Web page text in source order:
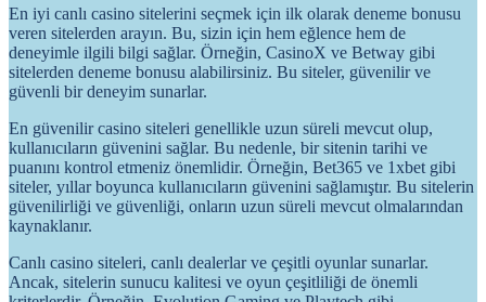
En iyi canlı casino sitelerini seçmek için ilk olarak deneme bonusu
veren sitelerden arayın. Bu, sizin için hem eğlence hem de
deneyimle ilgili bilgi sağlar. Örneğin, CasinoX ve Betway gibi
sitelerden deneme bonusu alabilirsiniz. Bu siteler, güvenilir ve
güvenli bir deneyim sunarlar.
En güvenilir casino siteleri genellikle uzun süreli mevcut olup,
kullanıcıların güvenini sağlar. Bu nedenle, bir sitenin tarihi ve
puanını kontrol etmeniz önemlidir. Örneğin, Bet365 ve 1xbet gibi
siteler, yıllar boyunca kullanıcıların güvenini sağlamıştır. Bu sitelerin
güvenilirliği ve güvenliği, onların uzun süreli mevcut olmalarından
kaynaklanır.
Canlı casino siteleri, canlı dealerlar ve çeşitli oyunlar sunarlar.
Ancak, sitelerin sunucu kalitesi ve oyun çeşitliliği de önemli